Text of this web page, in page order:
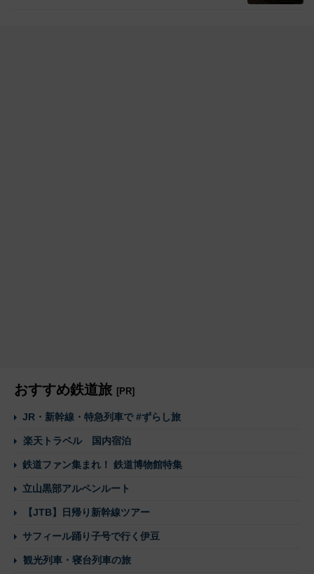
おすすめ鉄道旅 [PR]
JR・新幹線・特急列車で #ずらし旅
楽天トラベル 国内宿泊
鉄道ファン集まれ！ 鉄道博物館特集
立山黒部アルペンルート
【JTB】日帰り新幹線ツアー
サフィール踊り子号で行く伊豆
観光列車・寝台列車の旅